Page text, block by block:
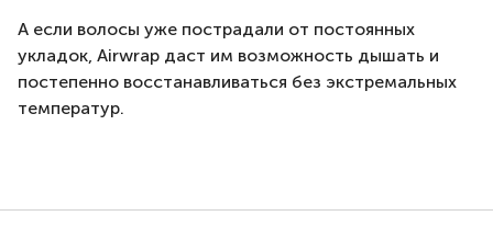
А если волосы уже пострадали от постоянных
укладок, Airwrap даст им возможность дышать и
постепенно восстанавливаться без экстремальных
температур.